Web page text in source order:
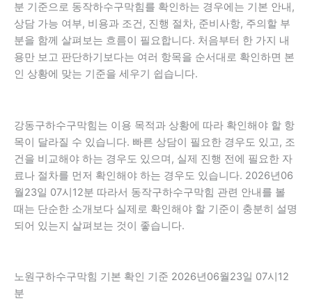
분 기준으로 동작하수구막힘를 확인하는 경우에는 기본 안내,
상담 가능 여부, 비용과 조건, 진행 절차, 준비사항, 주의할 부
분을 함께 살펴보는 흐름이 필요합니다. 처음부터 한 가지 내
용만 보고 판단하기보다는 여러 항목을 순서대로 확인하면 본
인 상황에 맞는 기준을 세우기 쉽습니다.
강동구하수구막힘는 이용 목적과 상황에 따라 확인해야 할 항
목이 달라질 수 있습니다. 빠른 상담이 필요한 경우도 있고, 조
건을 비교해야 하는 경우도 있으며, 실제 진행 전에 필요한 자
료나 절차를 먼저 확인해야 하는 경우도 있습니다. 2026년06
월23일 07시12분 따라서 동작구하수구막힘 관련 안내를 볼
때는 단순한 소개보다 실제로 확인해야 할 기준이 충분히 설명
되어 있는지 살펴보는 것이 좋습니다.
노원구하수구막힘 기본 확인 기준 2026년06월23일 07시12
분